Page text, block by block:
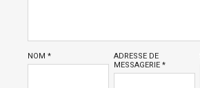
NOM *
ADRESSE DE
MESSAGERIE*